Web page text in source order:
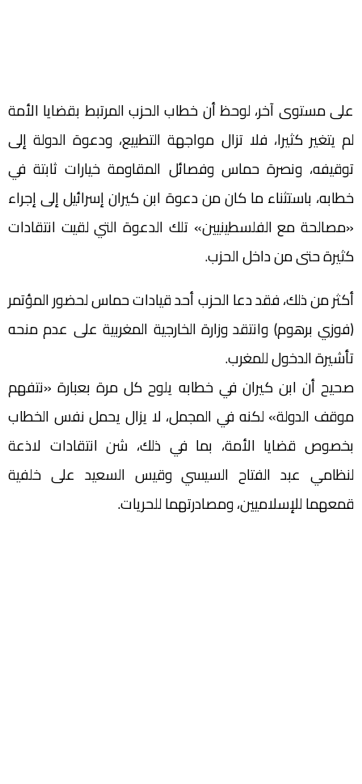
على مستوى آخر، لوحظ أن خطاب الحزب المرتبط بقضايا الأمة
لم يتغير كثيرا، فلا تزال مواجهة التطبيع، ودعوة الدولة إلى
توقيفه، ونصرة حماس وفصائل المقاومة خيارات ثابتة في
خطابه، باستثناء ما كان من دعوة ابن كيران إسرائيل إلى إجراء
«مصالحة مع الفلسطينيين» تلك الدعوة التي لقيت انتقادات
كثيرة حتى من داخل الحزب.
أكثر من ذلك، فقد دعا الحزب أحد قيادات حماس لحضور المؤتمر
(فوزي برهوم) وانتقد وزارة الخارجية المغربية على عدم منحه
تأشيرة الدخول للمغرب.
صحيح أن ابن كيران في خطابه يلوح كل مرة بعبارة «نتفهم
موقف الدولة» لكنه في المجمل، لا يزال يحمل نفس الخطاب
بخصوص قضايا الأمة، بما في ذلك، شن انتقادات لاذعة
لنظامي عبد الفتاح السيسي وقيس السعيد على خلفية
قمعهما للإسلاميين، ومصادرتهما للحريات.